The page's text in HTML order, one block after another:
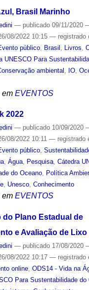
Brasil Marinho
— publicado09/11/2020
08/2022 10:15 — registrado
público, Brasil Livros
UNESCO Para
ambiental IO,
em EVENTOS
2022
— publicado10/09/2020
08/2022 10:11 — registrado
público,
, Água, Pesquisa, Cátedra
do Oceano, Política
, Unesco, Conhecimento
em EVENTOS
do Plano Estadual de
e Avaliação de Lixo
— publicado17/08/2020
08/2022 10:17 — registrado
online, ODS14 - Vida na
Para Sustentabilidade do